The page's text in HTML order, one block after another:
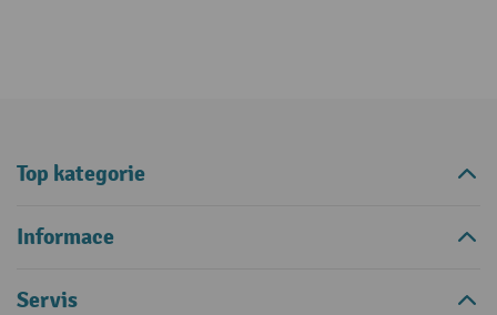
Top kategorie
Informace
Servis